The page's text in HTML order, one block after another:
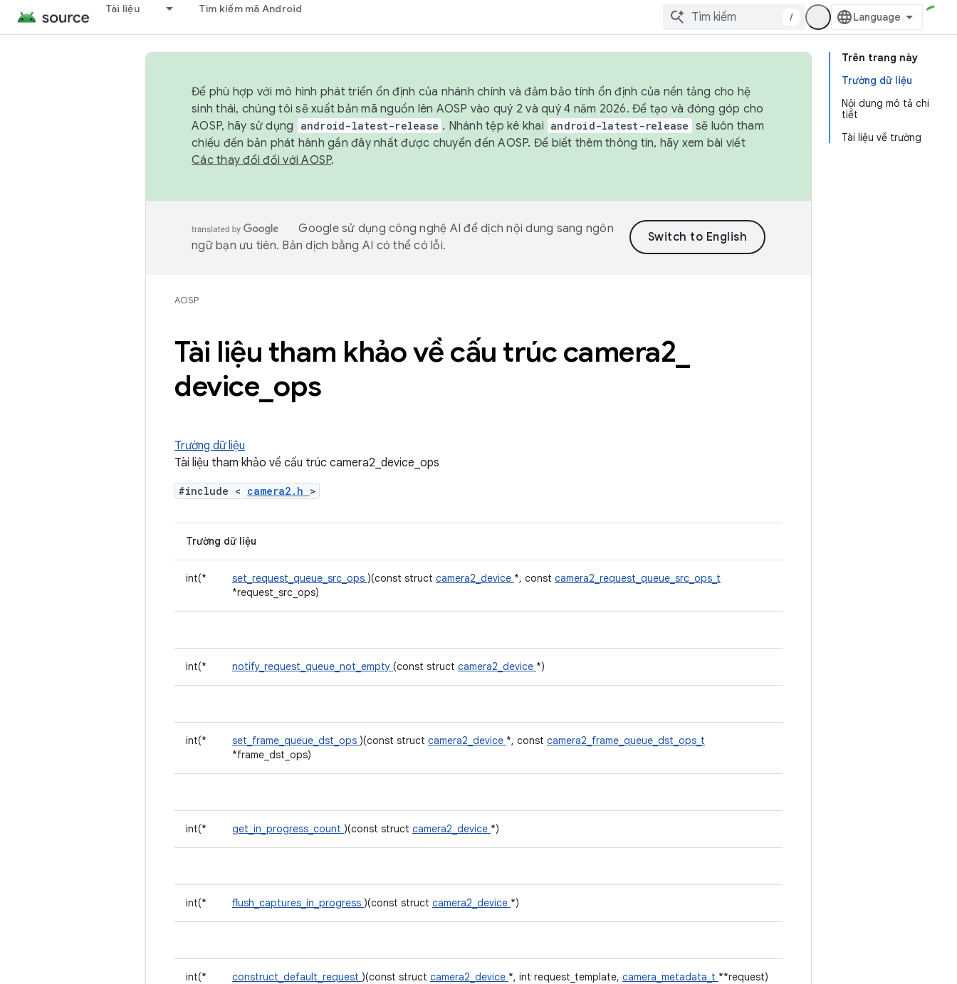
Tài liệu Tìm kiếm mã Android
/
Trên trang này
Trường dữ liệu
Nội dung mô tả chi
tiết
Tài liệu về trường
Để phù hợp với mô hình phát triển ổn định của nhánh chính và đảm bảo tính ổn định của nền tảng cho hệ
sinh thái, chúng tôi sẽ xuất bản mã nguồn lên AOSP vào quý 2 và quý 4 năm 2026. Để tạo và đóng góp cho
AOSP, hãy sử dụng
android-latest-release . Nhánh tệp kê khai android-latest-release sẽ luôn tham
chiếu đến bản phát hành gần đây nhất được chuyển đến AOSP. Để biết thêm thông tin, hãy xem bài viết
Các thay đổi đối với AOSP.
Google sử dụng công nghệ AI để dịch nội dung sang ngôn
ngữ bạn ưu tiên. Bản dịch bằng AI có thể có lỗi.
AOSP
Tài liệu tham khảo về cấu trúc camera2
device ops
Trường dữ liệu
Tài liệu tham khảo về cấu trúc camera2_device_ops
#include < camera2.h >
Trường dữ liệu
int(* set_request_queue_src_ops )(const struct camera2_device *, const camera2_request_queue_src_ops_t
*request_src_ops)
int(* notify_request_queue_not_empty (const struct camera2_device *)
int(* set_frame_queue_dst_ops )(const struct camera2_device *, const camera2_frame_queue_dst_ops_t
*frame_dst_ops)
int(* get_in_progress_count )(const struct camera2_device *)
int(* flush_captures_in_progress )(const struct camera2_device *)
int(* construct_default_request )(const struct camera2_device *, int request_template, camera_metadata_t **request)